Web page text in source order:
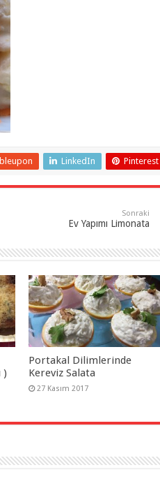
LinkedIn Pinterest
Sonraki
Ev Yapımı Limonata
)
Portakal Dilimlerinde
Kereviz Salata
27 Kasım 2017